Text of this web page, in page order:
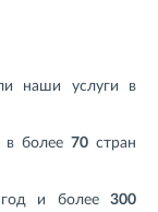
наши услуги в
в более 70 стран
и более 300